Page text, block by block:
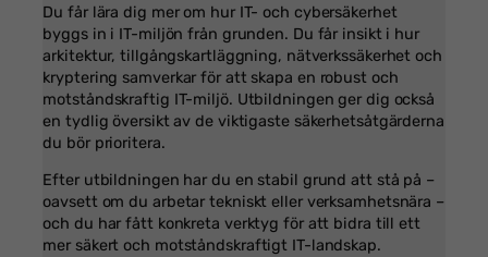
Du får lära dig mer om hur IT- och cybersäkerhet
byggs in i IT-miljön från grunden. Du får insikt i hur
arkitektur, tillgångskartläggning, nätverkssäkerhet och
kryptering samverkar för att skapa en robust och
motståndskraftig IT-miljö. Utbildningen ger dig också
en tydlig översikt av de viktigaste säkerhetsåtgärderna
du bör prioritera.
Efter utbildningen har du en stabil grund att stå på –
oavsett om du arbetar tekniskt eller verksamhetsnära –
och du har fått konkreta verktyg för att bidra till ett
mer säkert och motståndskraftigt IT-landskap.